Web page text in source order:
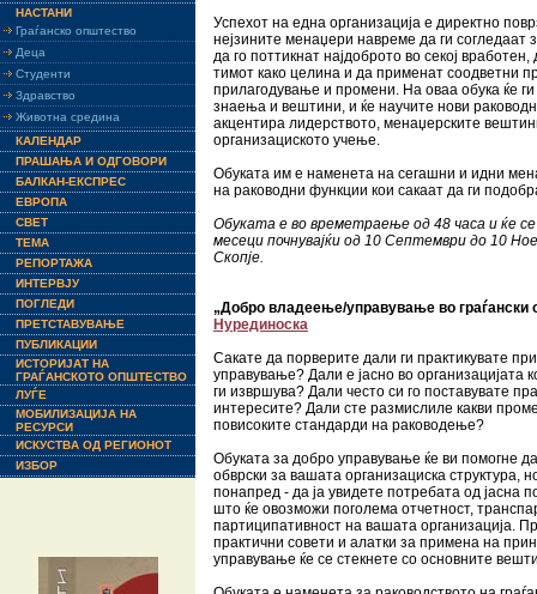
НАСТАНИ
Граѓанско општество
Деца
Студенти
Здравство
Животна средина
КАЛЕНДАР
ПРАШАЊА И ОДГОВОРИ
БАЛКАН-ЕКСПРЕС
ЕВРОПА
СВЕТ
ТЕМА
РЕПОРТАЖА
ИНТЕРВЈУ
ПОГЛЕДИ
ПРЕТСТАВУВАЊЕ
ПУБЛИКАЦИИ
ИСТОРИЈАТ НА
ГРАЃАНСКОТО ОПШТЕСТВО
ЛУЃЕ
МОБИЛИЗАЦИЈА НА
РЕСУРСИ
ИСКУСТВА ОД РЕГИОНОТ
ИЗБОР
Успехот на една организација е директно
нејзините менаџери навреме да ги согледаат
да го поттикнат најдоброто во секој
тимот како целина и да применат соодветни
прилагодување и промени. На оваа обука ќе
знаења и вештини, и ќе научите нови
акцентира лидерството, менаџерските
организациското учење.
Обуката им е наменета на сегашни и идни
на раководни функции кои сакаат да ги
Обуката е во времетраење од 48 часа и ќе
месеци почнувајќи од 10 Септември до 10
Скопје.
„Добро владеење/управување во граѓански
Нурединоска
Сакате да порверите дали ги практикувате
управување? Дали е јасно во организацијата
ги извршува? Дали често си го поставувате
интересите? Дали сте размислиле какви
повисоките стандарди на раководење?
Обуката за добро управување ќе ви помогне
обврски за вашата организациска структура,
понапред - да ја увидете потребата од јасна
што ќе овозможи поголема отчетност,
партиципативност на вашата организација.
практични совети и алатки за примена на
управување ќе се стекнете со основните